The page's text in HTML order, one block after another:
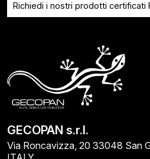
Richiedi i nostri prodotti certificati
GECOPAN s.r.l.
Via Roncavizza, 20 33048 San